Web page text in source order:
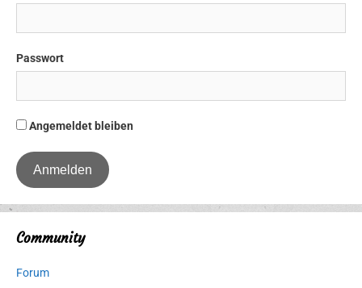
Passwort
Angemeldet bleiben
Community
Forum